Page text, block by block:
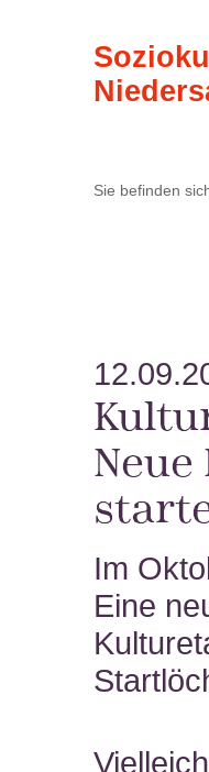
Sie befinden
Im
Eine